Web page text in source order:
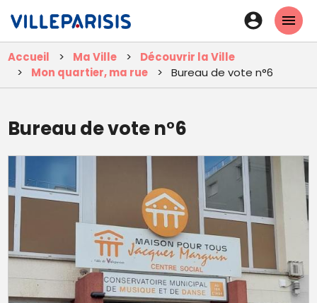
contenu
principal
En-
tête
-
Accueil Ma Ville
Découvrir la Ville
Mon quartier, ma rue
Bureau de vote n°6
Bureau de vote n°6